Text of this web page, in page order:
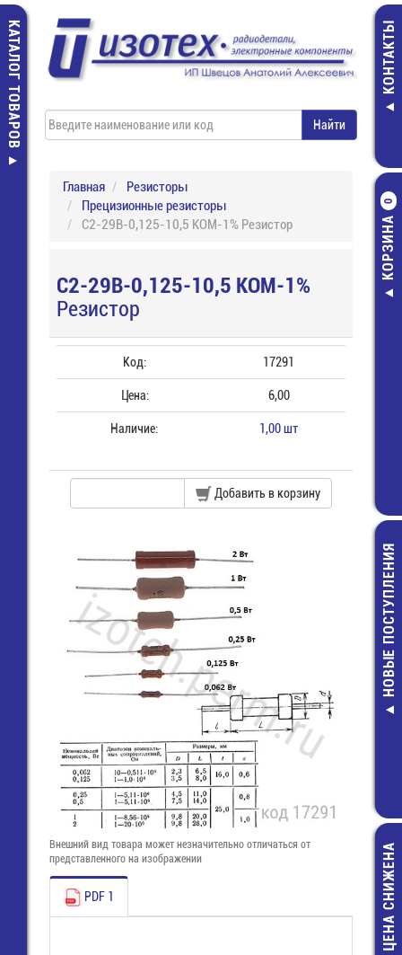
КАТАЛОГ ТОВАРОВ КОНТАКТЫ
КОРЗИНА
0
8,00 руб.
НОВЫЕ ПОСТУПЛЕНИЯ
ЦЕНА СНИЖЕНА
Главная
Резисторы
Прецизионные резисторы
С2-29В-0,125-10,5 КОМ-1% Резистор
С2-29В-0,125-10,5 КОМ-1%
Резистор
Код: 17291
Цена: 6,00
Наличие: 1,00 шт
Добавить в корзину
Внешний вид товара может незначительно отличаться от
представленного на изображении
PDF 1